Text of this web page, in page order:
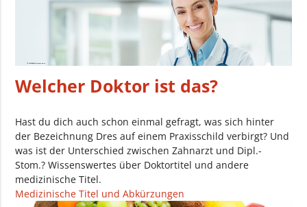
Welcher Doktor ist das?
Hast du dich auch schon einmal gefragt, was sich hinter
der Bezeichnung Dres auf einem Praxisschild verbirgt? Und
was ist der Unterschied zwischen Zahnarzt und Dipl.-
Stom.? Wissenswertes über Doktortitel und andere
medizinische Titel.
Medizinische Titel und Abkürzungen